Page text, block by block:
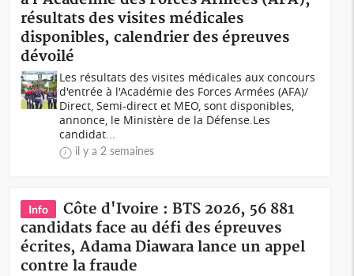
résultats des visites médicales
disponibles, calendrier des épreuves
dévoilé
Les résultats des visites médicales aux concours
d'entrée à l'Académie des Forces Armées (AFA)/
Direct, Semi-direct et MEO, sont disponibles,
annonce, le Ministère de la Défense.Les
candidat...
il y a 2 semaines
Info
Côte d'Ivoire : BTS 2026, 56 881
candidats face au défi des épreuves
écrites, Adama Diawara lance un appel
contre la fraude